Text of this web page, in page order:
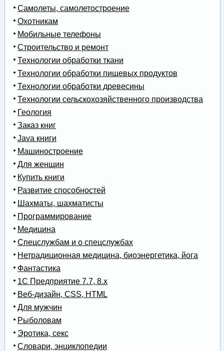
Самолеты, самолетостроение
Охотникам
Мобильные телефоны
Строительство и ремонт
Технологии обработки ткани
Технологии обработки пищевых продуктов
Технологии обработки древесины
Технологии сельскохозяйственного производства
Геология
Заказ книг
Java книги
Машиностроение
Для женщин
Купить книги
Развитие способностей
Шахматы, шахматисты
Программирование
Медицина
Спецслужбам и о спецслужбах
Нетрадиционная медицина, биоэнергетика, йога
Фантастика
1С Предприятие 7.7, 8.x
Веб-дизайн, CSS, HTML
Для мужчин
Рыболовам
Эротика, секс
Словари, энциклопедии